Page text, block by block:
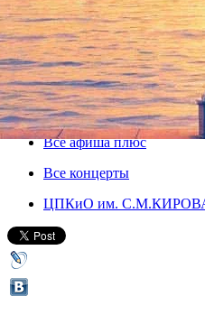
ЦПКиО им.
14 сентября 2013, суббота,
Версия для печати
Все афиша плюс
Все концерты
ЦПКиО им.